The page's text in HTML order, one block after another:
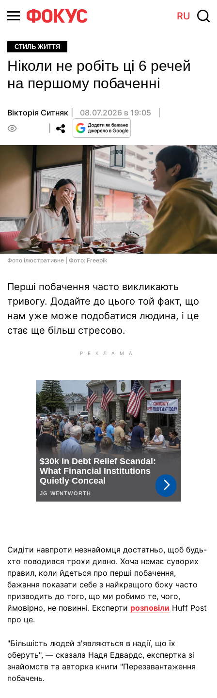
RU
СТИЛЬ ЖИТТЯ
Ніколи не робіть ці 6 речей
на першому побаченні
Вікторія Ситняк
08.07.2026 в 19:05
Фото ілюстративне | Фото: Freepik
Перші побачення часто викликають
тривогу. Додайте до цього той факт, що
нам уже може подобатися людина, і це
стає ще більш стресово.
Сидіти навпроти незнайомця достатньо, щоб будь-
хто поводився трохи дивно. Хоча немає суворих
правил, коли йдеться про перші побачення,
бажання показати себе з найкращого боку часто
призводить до того, що ми робимо те, чого,
ймовірно, не повинні. Експерти розповіли Huff Post
про це.
"Більшість людей з'являються в надії, що їх
оберуть", — сказала Надя Едвардс, експертка зі
знайомств та авторка книги "Перезавантаження
побачень.